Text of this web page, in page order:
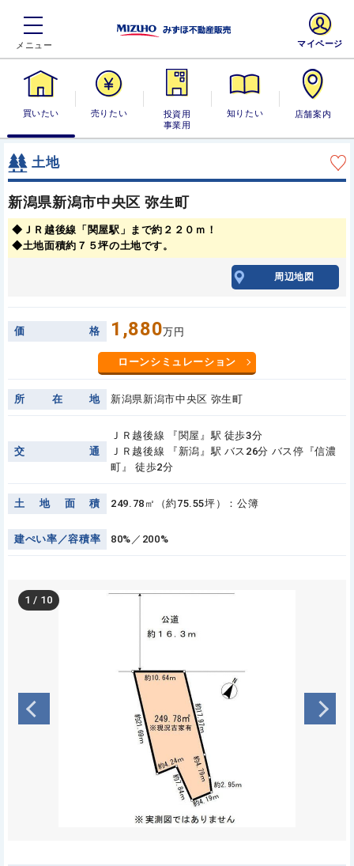
買いたい 売りたい
投資用・事業
用
知りたい 店舗案内
マイページ
土地
新潟県新潟市中央区 弥生町
◆ＪＲ越後線「関屋駅」まで約２２０ｍ！
◆土地面積約７５坪の土地です。
周辺地図
価 格 1,880万円
ローンシミュレーション
所 在 地 新潟県新潟市中央区 弥生町
交 通
ＪＲ越後線 『関屋』駅 徒歩3分
ＪＲ越後線 『新潟』駅 バス26分 バス停『信濃
町』 徒歩2分
土 地 面 積 249.78㎡（約75.55坪）：公簿
建ぺい率 ／容積率 80%／200%
1 / 10